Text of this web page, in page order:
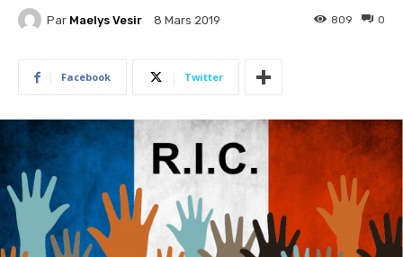
Par Maelys Vesir 8 Mars 2019 0
809
Facebook Twitter